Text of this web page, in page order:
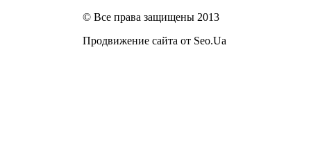
© Все права защищены 2013
Продвижение сайта от Seo.Ua